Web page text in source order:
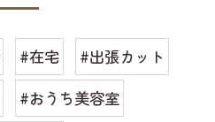
#在宅
#出張カット
#おうち美容室